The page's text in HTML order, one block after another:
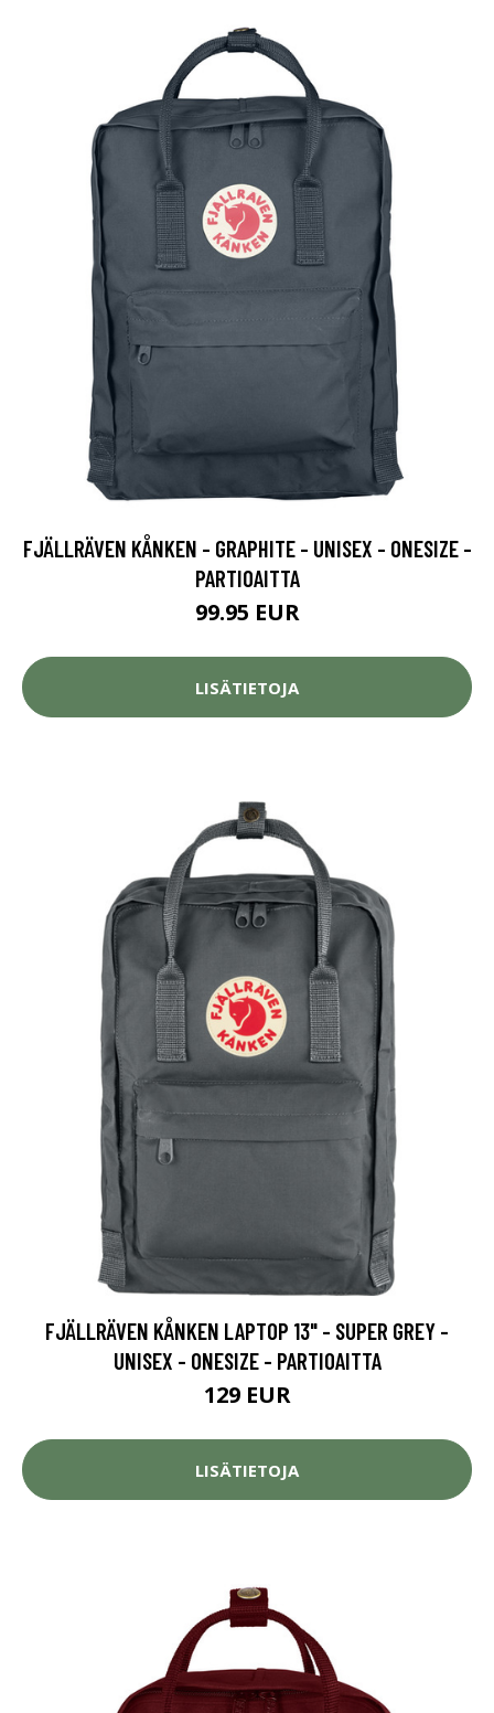
FJÄLLRÄVEN KÅNKEN - GRAPHITE - UNISEX - ONESIZE -
PARTIOAITTA
99.95 EUR
LISÄTIETOJA
FJÄLLRÄVEN KÅNKEN LAPTOP 13" - SUPER GREY -
UNISEX - ONESIZE - PARTIOAITTA
129 EUR
LISÄTIETOJA